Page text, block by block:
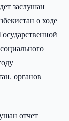
заслушан
о ходе
органов
отчет